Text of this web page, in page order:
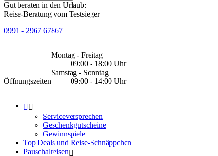
Gut beraten in den Urlaub:
Reise-Beratung vom Testsieger
0991 - 2967 67867
Öffnungszeiten
Montag - Freitag
09:00 - 18:00 Uhr
Samstag - Sonntag
09:00 - 14:00 Uhr
Serviceversprechen
Geschenkgutscheine
Gewinnspiele
Top Deals und Reise-Schnäppchen
Pauschalreisen